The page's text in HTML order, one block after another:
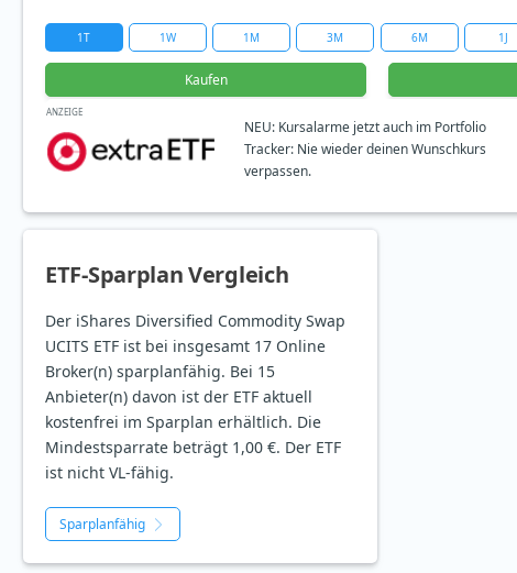
1T 1W 1M 3M 6M 1J
Kaufen
ANZEIGE
NEU: Kursalarme jetzt auch im Portfolio
Tracker: Nie wieder deinen Wunschkurs
verpassen.
ETF-Sparplan Vergleich
Der iShares Diversified Commodity Swap
UCITS ETF ist bei insgesamt 17 Online
Broker(n) sparplanfähig. Bei 15
Anbieter(n) davon ist der ETF aktuell
kostenfrei im Sparplan erhältlich. Die
Mindestsparrate beträgt 1,00 €. Der ETF
ist nicht VL-fähig.
Sparplanfähig